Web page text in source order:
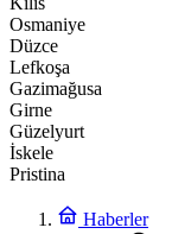
Osmaniye
Düzce
Lefkoşa
Gazimağusa
Girne
Güzelyurt
İskele
Pristina
Haberler